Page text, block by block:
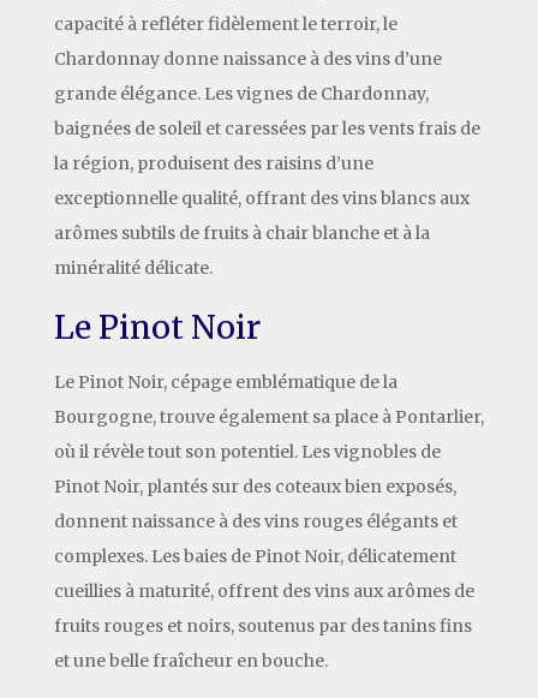
capacité à refléter fidèlement le terroir, le
Chardonnay donne naissance à des vins d’une
grande élégance. Les vignes de Chardonnay,
baignées de soleil et caressées par les vents frais de
la région, produisent des raisins d’une
exceptionnelle qualité, offrant des vins blancs aux
arômes subtils de fruits à chair blanche et à la
minéralité délicate.
Le Pinot Noir
Le Pinot Noir, cépage emblématique de la
Bourgogne, trouve également sa place à Pontarlier,
où il révèle tout son potentiel. Les vignobles de
Pinot Noir, plantés sur des coteaux bien exposés,
donnent naissance à des vins rouges élégants et
complexes. Les baies de Pinot Noir, délicatement
cueillies à maturité, offrent des vins aux arômes de
fruits rouges et noirs, soutenus par des tanins fins
et une belle fraîcheur en bouche.